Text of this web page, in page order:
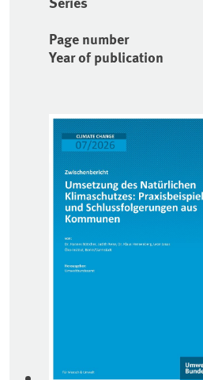
Page number
Year of publication